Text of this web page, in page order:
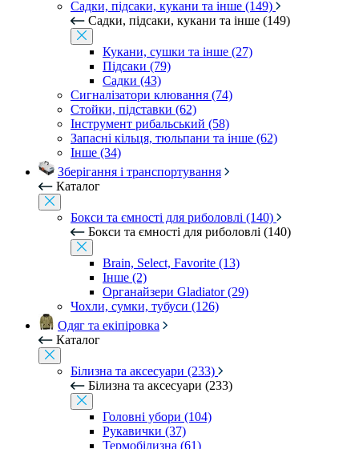
Садки, підсаки, кукани та інше (149)
Садки, підсаки, кукани та інше (149)
Кукани, сушки та інше (27)
Підсаки (79)
Садки (43)
Сигналізатори клювання (74)
Стойки, підставки (62)
Інструмент рибальський (58)
Запасні кільця, тюльпани та інше (62)
Інше (34)
Зберігання і транспортування
Каталог
Бокси та ємності для риболовлі (140)
Бокси та ємності для риболовлі (140)
Brain, Select, Favorite (13)
Інше (2)
Органайзери Gladiator (29)
Чохли, сумки, тубуси (126)
Одяг та екіпіровка
Каталог
Білизна та аксесуари (233)
Білизна та аксесуари (233)
Головні убори (104)
Рукавички (37)
Термобілизна (61)